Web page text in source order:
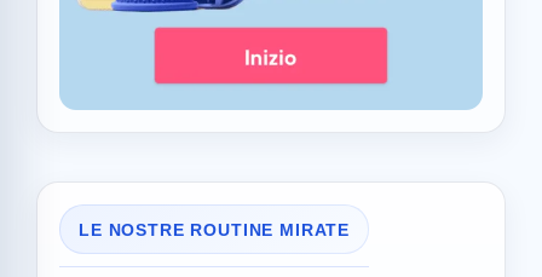
LE NOSTRE ROUTINE MIRATE